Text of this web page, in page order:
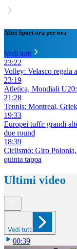
Altri Sport ora per ora
Vedi tutti
23:22
Volley: Velasco regala
23:19
Atletica, Mondiali
21:28
Tennis: Montreal,
19:33
Europei tuffi: grandi
due round
18:39
Ciclismo: Giro
quinta tappa
Ultimi video
Vedi tutti
00:39